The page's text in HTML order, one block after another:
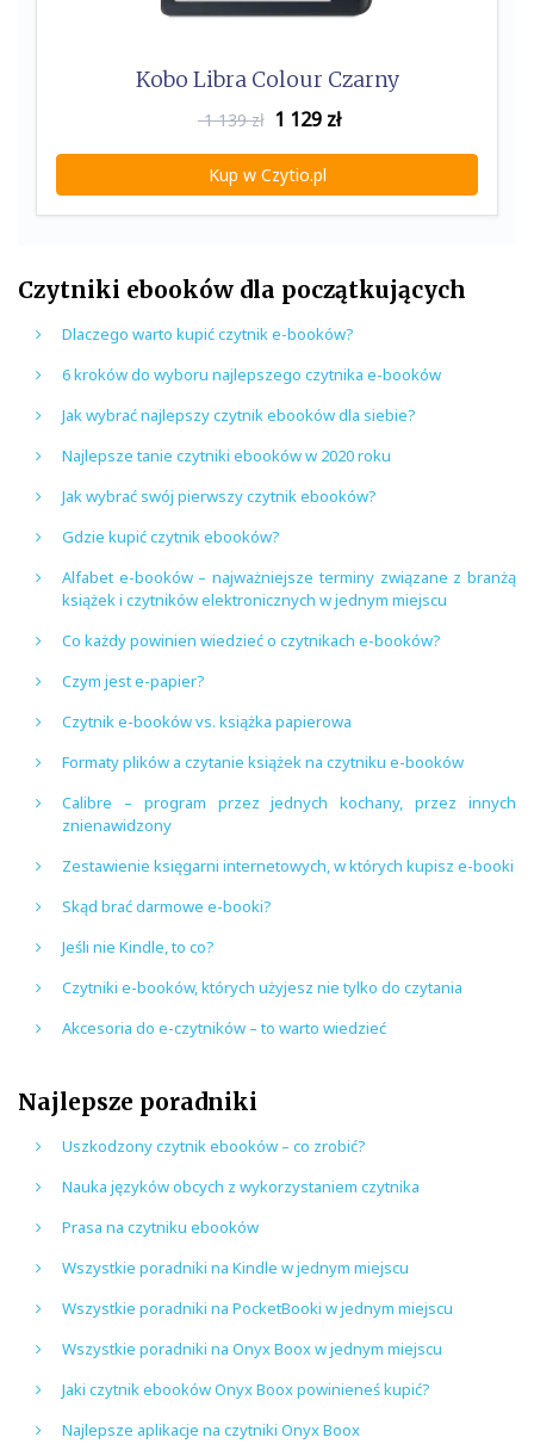
Kobo Libra Colour Czarny
1 139 zł 1 129zł
Kup w Czytio.pl
Czytniki ebooków dla początkujących
Dlaczego warto kupić czytnik e-booków?
6 kroków do wyboru najlepszego czytnika e-booków
Jak wybrać najlepszy czytnik ebooków dla siebie?
Najlepsze tanie czytniki ebooków w 2020 roku
Jak wybrać swój pierwszy czytnik ebooków?
Gdzie kupić czytnik ebooków?
Alfabet e-booków – najważniejsze terminy związane z branżą
książek i czytników elektronicznych w jednym miejscu
Co każdy powinien wiedzieć o czytnikach e-booków?
Czym jest e-papier?
Czytnik e-booków vs. książka papierowa
Formaty plików a czytanie książek na czytniku e-booków
Calibre – program przez jednych kochany, przez innych
znienawidzony
Zestawienie księgarni internetowych, w których kupisz e-booki
Skąd brać darmowe e-booki?
Jeśli nie Kindle, to co?
Czytniki e-booków, których użyjesz nie tylko do czytania
Akcesoria do e-czytników – to warto wiedzieć
Najlepsze poradniki
Uszkodzony czytnik ebooków – co zrobić?
Nauka języków obcych z wykorzystaniem czytnika
Prasa na czytniku ebooków
Wszystkie poradniki na Kindle w jednym miejscu
Wszystkie poradniki na PocketBooki w jednym miejscu
Wszystkie poradniki na Onyx Boox w jednym miejscu
Jaki czytnik ebooków Onyx Boox powinieneś kupić?
Najlepsze aplikacje na czytniki Onyx Boox